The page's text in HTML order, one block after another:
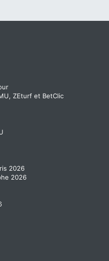
ZEturf et BetClic
2026
2026